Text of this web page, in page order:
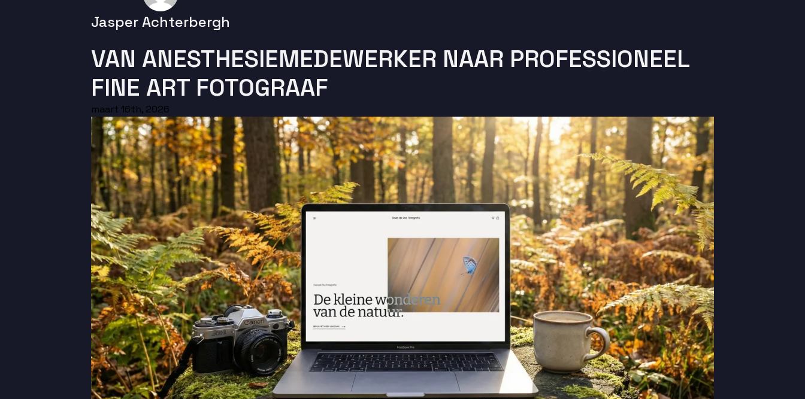
Jasper Achterbergh
VAN ANESTHESIEMEDEWERKER NAAR PROFESSIONEEL
FINE ART FOTOGRAAF
maart 16th, 2026